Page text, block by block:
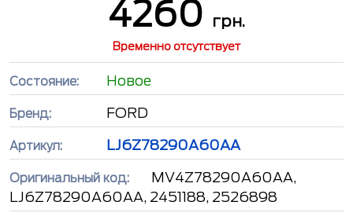
4260 грн.
Временно отсутствует
Состояние: Новое
Бренд: FORD
Артикул: LJ6Z78290A60AA
Оригинальный код:
MV4Z78290A60AA,
LJ6Z78290A60AA, 2451188, 2526898